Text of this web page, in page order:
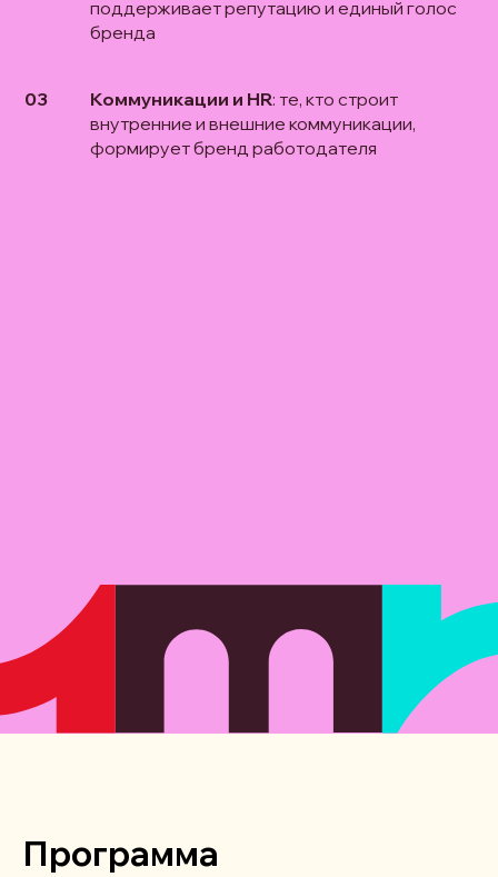
поддерживает репутацию и единый голос
бренда
Коммуникации и HR: те, кто строит
внутренние и внешние коммуникации,
формирует бренд работодателя
03
Программа